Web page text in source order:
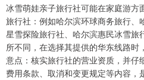
冰雪萌娃亲子旅行社可能在家庭游方
旅行社：例如哈尔滨环球商务旅行、
星雪探险旅行社、哈尔滨惠民冰雪旅
所不同，在选择其提供的华东线路时
意点：核实旅行社的营业资质，并仔
费用条款、取消和变更规定等内容，